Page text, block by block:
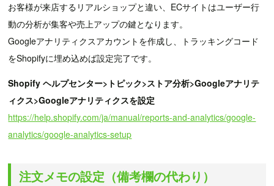
お客様が来店するリアルショップと違い、ECサイトはユーザー行
動の分析が集客や売上アップの鍵となります。
Googleアナリティクスアカウントを作成し、トラッキングコード
をShopifyに埋め込めば設定完了です。
Shopify ヘルプセンター>トピック>ストア分析>Googleアナリテ
ィクス>Googleアナリティクスを設定
https://help.shopify.com/ja/manual/reports-and-analytics/google-
analytics/google-analytics-setup
注文メモの設定（備考欄の代わり）